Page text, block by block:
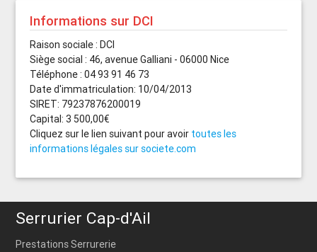
Informations sur DCI
Raison sociale : DCI
Siège social : 46, avenue Galliani - 06000 Nice
Téléphone : 04 93 91 46 73
Date d'immatriculation: 10/04/2013
SIRET: 79237876200019
Capital: 3 500,00€
Cliquez sur le lien suivant pour avoir toutes les
informations légales sur societe.com
Serrurier Cap-d'Ail
Prestations Serrurerie